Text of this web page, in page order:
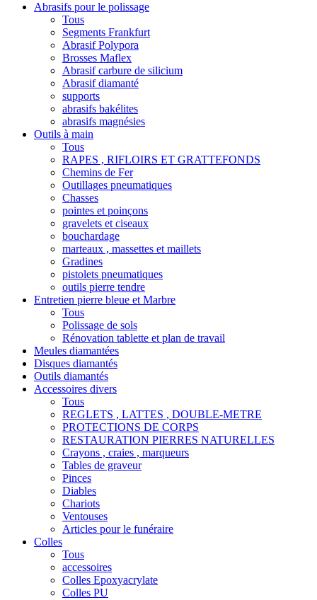
Abrasifs pour le polissage
Tous
Segments Frankfurt
Abrasif Polypora
Brosses Maflex
Abrasif carbure de silicium
Abrasif diamanté
supports
abrasifs bakélites
abrasifs magnésies
Outils à main
Tous
RAPES , RIFLOIRS ET GRATTEFONDS
Chemins de Fer
Outillages pneumatiques
Chasses
pointes et poinçons
gravelets et ciseaux
bouchardage
marteaux , massettes et maillets
Gradines
pistolets pneumatiques
outils pierre tendre
Entretien pierre bleue et Marbre
Tous
Polissage de sols
Rénovation tablette et plan de travail
Meules diamantées
Disques diamantés
Outils diamantés
Accessoires divers
Tous
REGLETS , LATTES , DOUBLE-METRE
PROTECTIONS DE CORPS
RESTAURATION PIERRES NATURELLES
Crayons , craies , marqueurs
Tables de graveur
Pinces
Diables
Chariots
Ventouses
Articles pour le funéraire
Colles
Tous
accessoires
Colles Epoxyacrylate
Colles PU